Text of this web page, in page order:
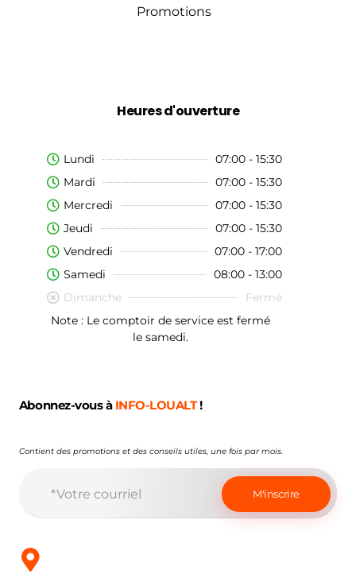
Promotions
Heures d'ouverture
Lundi
07:00 - 15:30
Mardi
07:00 - 15:30
Mercredi
07:00 - 15:30
Jeudi
07:00 - 15:30
Vendredi
07:00 - 17:00
Samedi
08:00 - 13:00
Dimanche
Fermé
Note : Le comptoir de service est fermé
le samedi.
Abonnez-vous à INFO-LOUALT!
Contient des promotions et des conseils utiles, une fois par mois.